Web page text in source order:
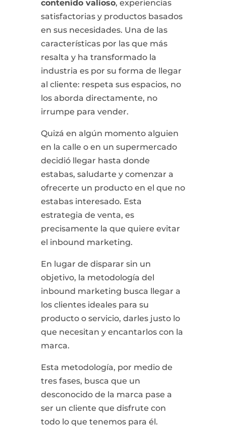
contenido valioso, experiencias
satisfactorias y productos basados
en sus necesidades. Una de las
características por las que más
resalta y ha transformado la
industria es por su forma de llegar
al cliente: respeta sus espacios, no
los aborda directamente, no
irrumpe para vender.
Quizá en algún momento alguien
en la calle o en un supermercado
decidió llegar hasta donde
estabas, saludarte y comenzar a
ofrecerte un producto en el que no
estabas interesado. Esta
estrategia de venta, es
precisamente la que quiere evitar
el inbound marketing.
En lugar de disparar sin un
objetivo, la metodología del
inbound marketing busca llegar a
los clientes ideales para su
producto o servicio, darles justo lo
que necesitan y encantarlos con la
marca.
Esta metodología, por medio de
tres fases, busca que un
desconocido de la marca pase a
ser un cliente que disfrute con
todo lo que tenemos para él.